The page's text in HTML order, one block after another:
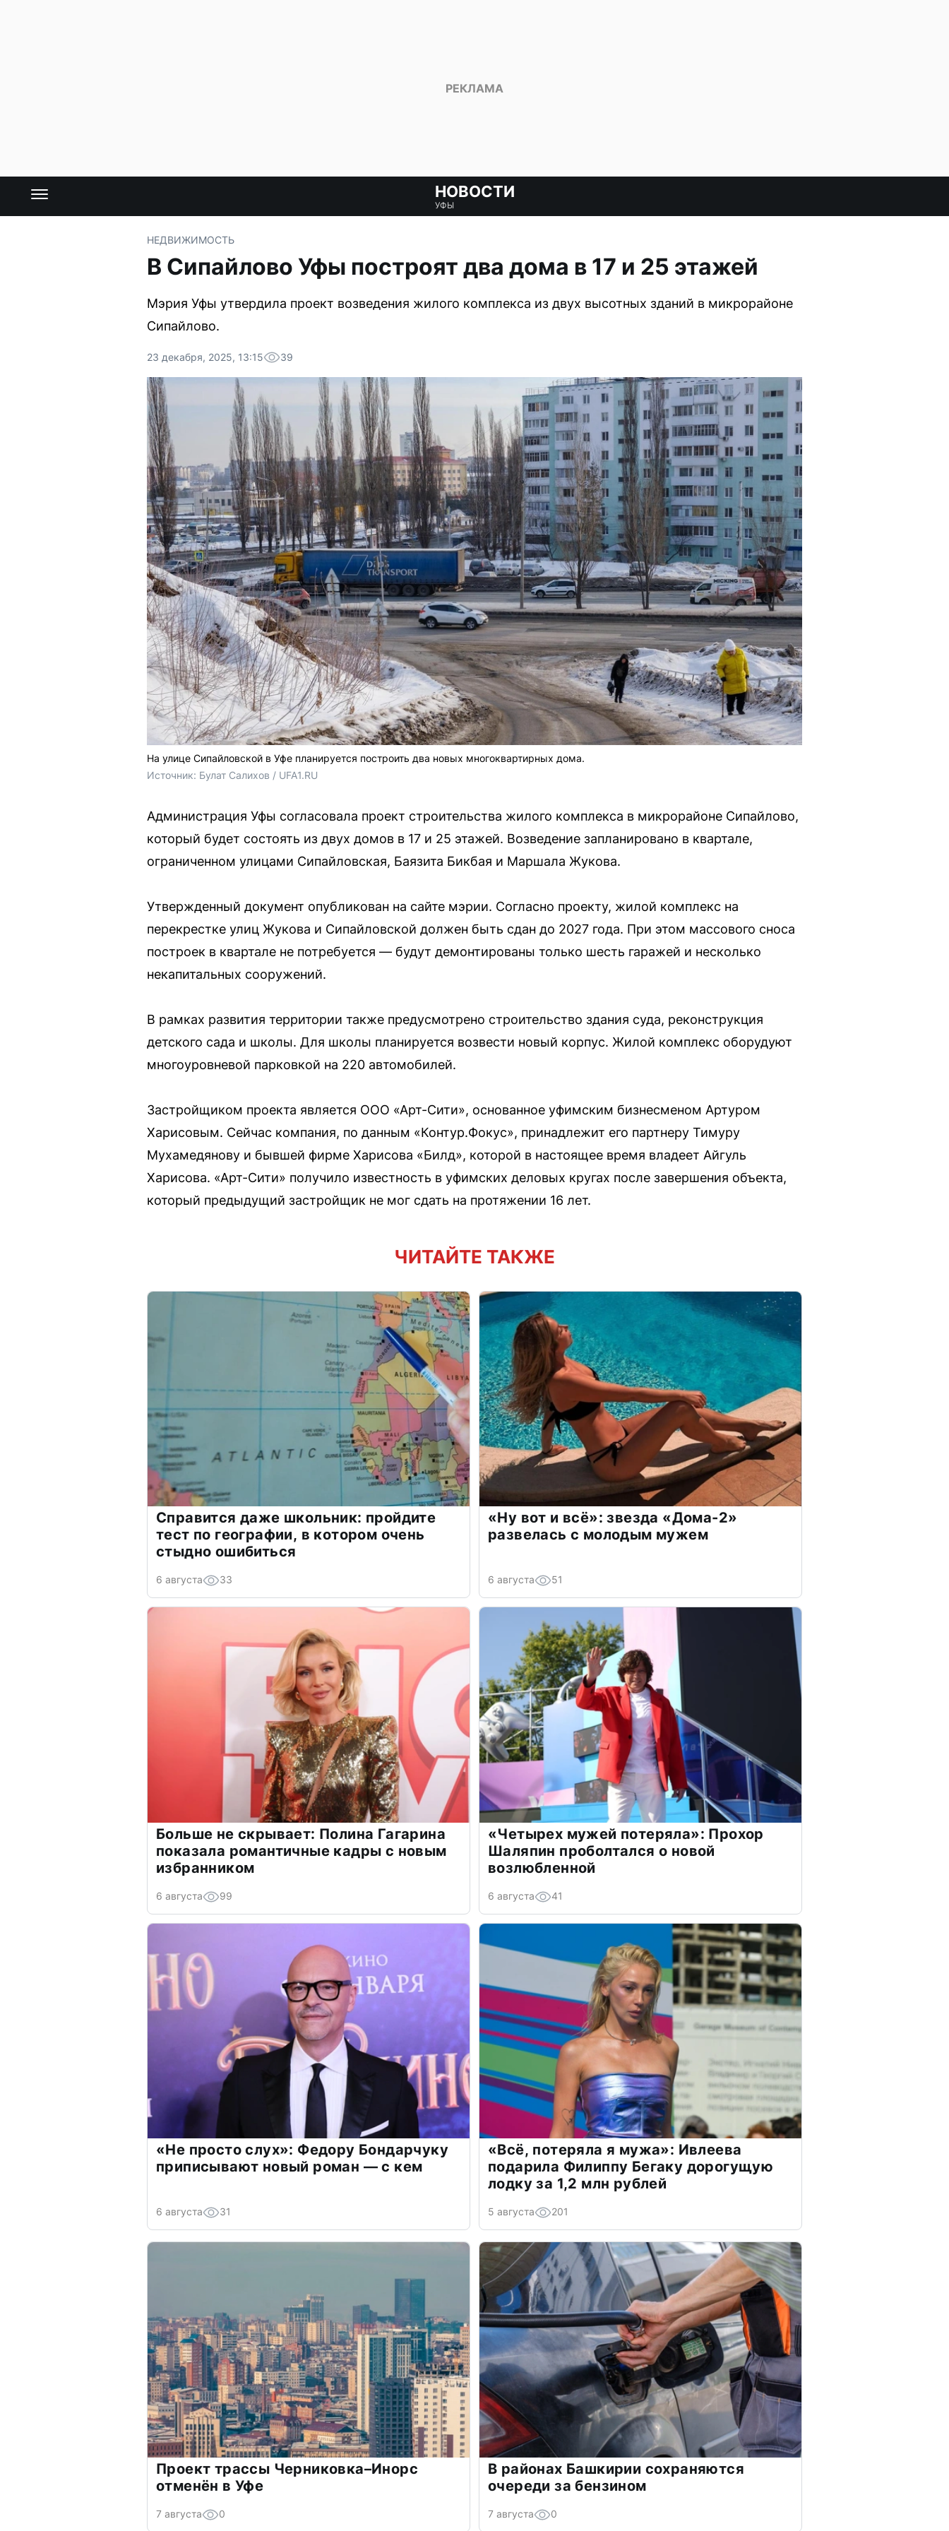
НОВОСТИ
УФЫ
НЕДВИЖИМОСТЬ
В Сипайлово Уфы построят два дома в 17 и 25 этажей
Мэрия Уфы утвердила проект возведения жилого комплекса из двух высотных зданий в микрорайоне
Сипайлово.
23 декабря, 2025, 13:15 39
На улице Сипайловской в Уфе планируется построить два новых многоквартирных дома.
Источник: Булат Салихов / UFA1.RU
Администрация Уфы согласовала проект строительства жилого комплекса в микрорайоне Сипайлово,
который будет состоять из двух домов в 17 и 25 этажей. Возведение запланировано в квартале,
ограниченном улицами Сипайловская, Баязита Бикбая и Маршала Жукова.
Утвержденный документ опубликован на сайте мэрии. Согласно проекту, жилой комплекс на
перекрестке улиц Жукова и Сипайловской должен быть сдан до 2027 года. При этом массового сноса
построек в квартале не потребуется — будут демонтированы только шесть гаражей и несколько
некапитальных сооружений.
В рамках развития территории также предусмотрено строительство здания суда, реконструкция
детского сада и школы. Для школы планируется возвести новый корпус. Жилой комплекс оборудуют
многоуровневой парковкой на 220 автомобилей.
Застройщиком проекта является ООО «Арт-Сити», основанное уфимским бизнесменом Артуром
Харисовым. Сейчас компания, по данным «Контур.Фокус», принадлежит его партнеру Тимуру
Мухамедянову и бывшей фирме Харисова «Билд», которой в настоящее время владеет Айгуль
Харисова. «Арт-Сити» получило известность в уфимских деловых кругах после завершения объекта,
который предыдущий застройщик не мог сдать на протяжении 16 лет.
ЧИТАЙТЕ ТАКЖЕ
Справится даже школьник: пройдите
тест по географии, в котором очень
стыдно ошибиться
6 августа 33
«Ну вот и всё»: звезда «Дома-2»
развелась с молодым мужем
6 августа 51
Больше не скрывает: Полина Гагарина
показала романтичные кадры с новым
избранником
6 августа 99
«Четырех мужей потеряла»: Прохор
Шаляпин проболтался о новой
возлюбленной
6 августа 41
«Не просто слух»: Федору Бондарчуку
приписывают новый роман — с кем
6 августа 31
«Всё, потеряла я мужа»: Ивлеева
подарила Филиппу Бегаку дорогущую
лодку за 1,2 млн рублей
5 августа 201
Проект трассы Черниковка–Инорс
отменён в Уфе
7 августа 0
В районах Башкирии сохраняются
очереди за бензином
7 августа 0